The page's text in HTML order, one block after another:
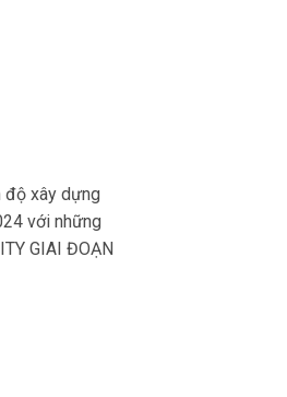
độ xây dựng
với những
GIAI ĐOẠN